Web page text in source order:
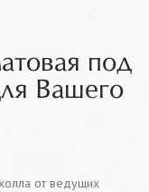
под
Вашего
от ведущих